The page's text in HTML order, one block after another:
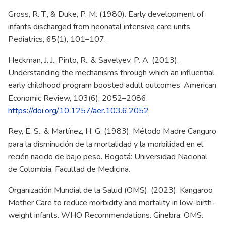
Gross, R. T., & Duke, P. M. (1980). Early development of
infants discharged from neonatal intensive care units.
Pediatrics, 65(1), 101–107.
Heckman, J. J., Pinto, R., & Savelyev, P. A. (2013).
Understanding the mechanisms through which an influential
early childhood program boosted adult outcomes. American
Economic Review, 103(6), 2052–2086.
https://doi.org/10.1257/aer.103.6.2052
Rey, E. S., & Martínez, H. G. (1983). Método Madre Canguro
para la disminución de la mortalidad y la morbilidad en el
recién nacido de bajo peso. Bogotá: Universidad Nacional
de Colombia, Facultad de Medicina.
Organización Mundial de la Salud (OMS). (2023). Kangaroo
Mother Care to reduce morbidity and mortality in low-birth-
weight infants. WHO Recommendations. Ginebra: OMS.